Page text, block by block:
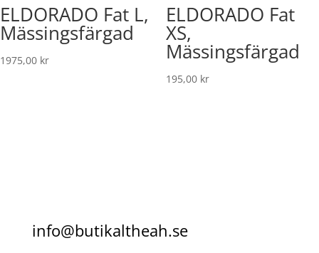
ELDORADO Fat L,
Mässingsfärgad
1975,00 kr
ELDORADO Fat
XS,
Mässingsfärgad
195,00 kr
info@butikaltheah.se